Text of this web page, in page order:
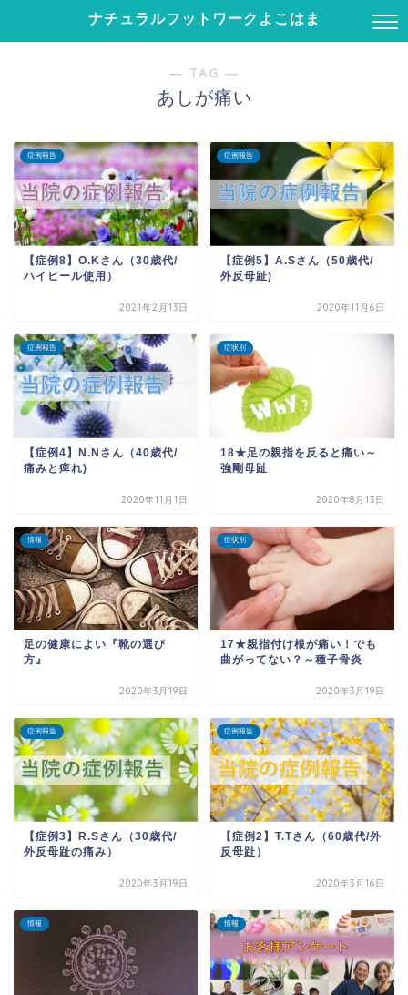
ナチュラルフットワークよこはま
― TAG ―
あしが痛い
症例報告
【症例8】O.Kさん（30歳代/
ハイヒール使用）
2021年2月13日
症例報告
【症例5】A.Sさん（50歳代/
外反母趾)
2020年11月6日
症例報告
【症例4】N.Nさん（40歳代/
痛みと痺れ)
2020年11月1日
症状別
18★足の親指を反ると痛い～
強剛母趾
2020年8月13日
情報
足の健康によい『靴の選び
方』
2020年3月19日
症状別
17★親指付け根が痛い！でも
曲がってない？～種子骨炎
2020年3月19日
症例報告
【症例3】R.Sさん（30歳代/
外反母趾の痛み）
2020年3月19日
症例報告
【症例2】T.Tさん（60歳代/外
反母趾）
2020年3月16日
情報 情報